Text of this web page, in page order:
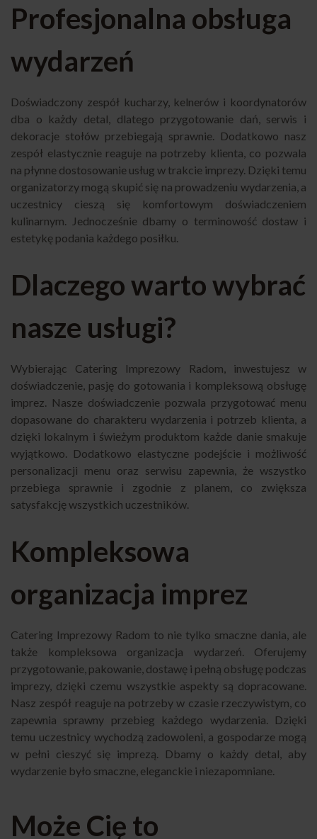
Profesjonalna obsługa
wydarzeń
Doświadczony zespół kucharzy, kelnerów i koordynatorów
dba o każdy detal, dlatego przygotowanie dań, serwis i
dekoracje stołów przebiegają sprawnie. Dodatkowo nasz
zespół elastycznie reaguje na potrzeby klienta, co pozwala
na płynne dostosowanie usług w trakcie imprezy. Dzięki temu
organizatorzy mogą skupić się na prowadzeniu wydarzenia, a
uczestnicy cieszą się komfortowym doświadczeniem
kulinarnym. Jednocześnie dbamy o terminowość dostaw i
estetykę podania każdego posiłku.
Dlaczego warto wybrać
nasze usługi?
Wybierając Catering Imprezowy Radom, inwestujesz w
doświadczenie, pasję do gotowania i kompleksową obsługę
imprez. Nasze doświadczenie pozwala przygotować menu
dopasowane do charakteru wydarzenia i potrzeb klienta, a
dzięki lokalnym i świeżym produktom każde danie smakuje
wyjątkowo. Dodatkowo elastyczne podejście i możliwość
personalizacji menu oraz serwisu zapewnia, że wszystko
przebiega sprawnie i zgodnie z planem, co zwiększa
satysfakcję wszystkich uczestników.
Kompleksowa
organizacja imprez
Catering Imprezowy Radom to nie tylko smaczne dania, ale
także kompleksowa organizacja wydarzeń. Oferujemy
przygotowanie, pakowanie, dostawę i pełną obsługę podczas
imprezy, dzięki czemu wszystkie aspekty są dopracowane.
Nasz zespół reaguje na potrzeby w czasie rzeczywistym, co
zapewnia sprawny przebieg każdego wydarzenia. Dzięki
temu uczestnicy wychodzą zadowoleni, a gospodarze mogą
w pełni cieszyć się imprezą. Dbamy o każdy detal, aby
wydarzenie było smaczne, eleganckie i niezapomniane.
Może Cię to